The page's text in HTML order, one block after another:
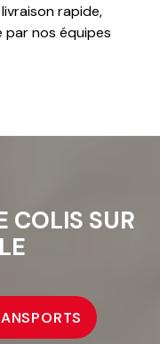
rapide,
nos équipes
COLIS SUR